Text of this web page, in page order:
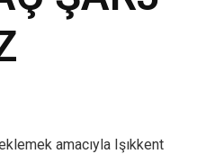
amacıyla Işıkkent